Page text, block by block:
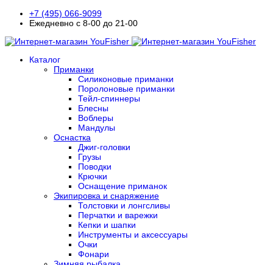
+7 (495) 066-9099
Ежедневно с 8-00 до 21-00
Каталог
Приманки
Силиконовые приманки
Поролоновые приманки
Тейл-спиннеры
Блесны
Воблеры
Мандулы
Оснастка
Джиг-головки
Грузы
Поводки
Крючки
Оснащение приманок
Экипировка и снаряжение
Толстовки и лонгсливы
Перчатки и варежки
Кепки и шапки
Инструменты и аксессуары
Очки
Фонари